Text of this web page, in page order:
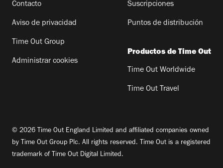
Contacto
Aviso de privacidad
Time Out Group
Administrar cookies
Suscripciones
Puntos de distribución
Productos de Time Out
Time Out Worldwide
Time Out Travel
© 2026 Time Out England Limited and affiliated companies owned
by Time Out Group Plc. All rights reserved. Time Out is a registered
trademark of Time Out Digital Limited.